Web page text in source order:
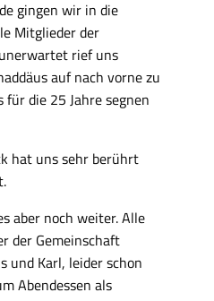
gingen wir in die
Mitglieder der
rief uns
auf nach vorne zu
die 25 Jahre segnen
hat uns sehr berührt
aber noch weiter. Alle
der Gemeinschaft
und Karl, leider schon
Abendessen als